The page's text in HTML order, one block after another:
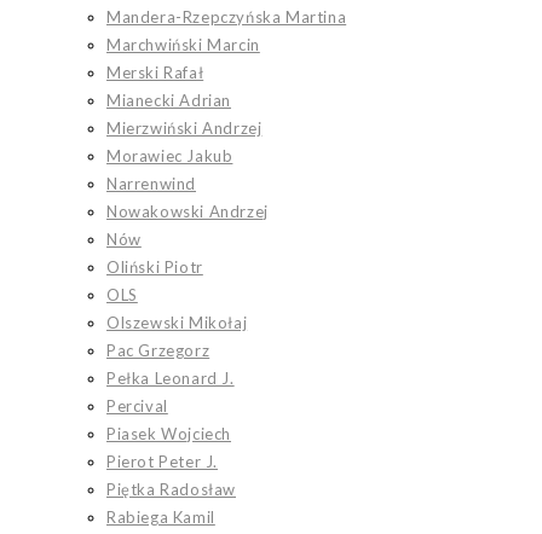
Mandera-Rzepczyńska Martina
Marchwiński Marcin
Merski Rafał
Mianecki Adrian
Mierzwiński Andrzej
Morawiec Jakub
Narrenwind
Nowakowski Andrzej
Nów
Oliński Piotr
OLS
Olszewski Mikołaj
Pac Grzegorz
Pełka Leonard J.
Percival
Piasek Wojciech
Pierot Peter J.
Piętka Radosław
Rabiega Kamil